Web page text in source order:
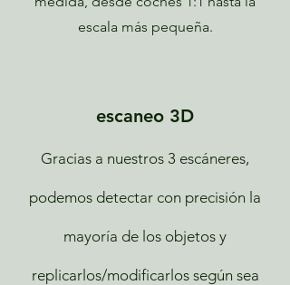
escala más pequeña.
escaneo 3D
Gracias a nuestros 3 escáneres,
podemos detectar con precisión la
mayoría de los objetos y
replicarlos/modificarlos según sea